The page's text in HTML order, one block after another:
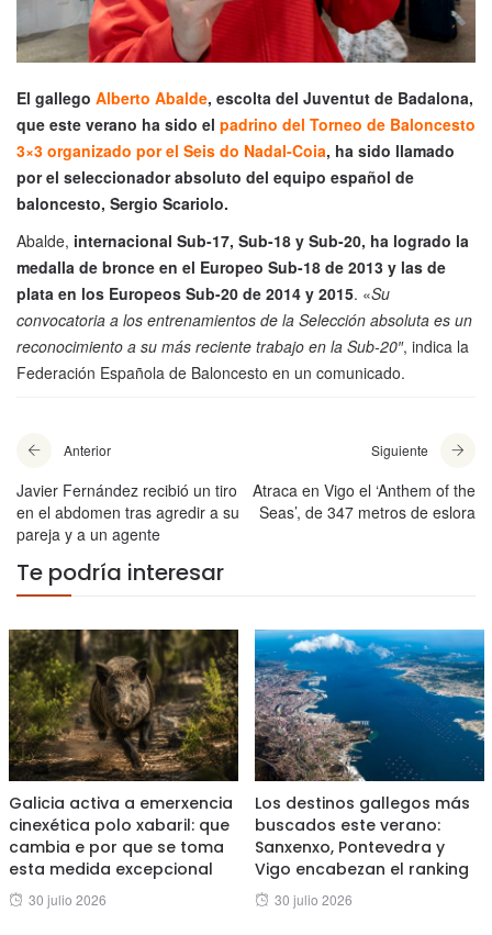
El gallego Alberto Abalde, escolta del Juventut de Badalona,
que este verano ha sido el padrino del Torneo de Baloncesto
3×3 organizado por el Seis do Nadal-Coia, ha sido llamado
por el seleccionador absoluto del equipo español de
baloncesto, Sergio Scariolo.
Abalde, internacional Sub-17, Sub-18 y Sub-20, ha logrado la
medalla de bronce en el Europeo Sub-18 de 2013 y las de
plata en los Europeos Sub-20 de 2014 y 2015. «Su
convocatoria a los entrenamientos de la Selección absoluta es un
reconocimiento a su más reciente trabajo en la Sub-20″, indica la
Federación Española de Baloncesto en un comunicado.
Anterior
Javier Fernández recibió un tiro
en el abdomen tras agredir a su
pareja y a un agente
Siguiente
Atraca en Vigo el ‘Anthem of the
Seas’, de 347 metros de eslora
Te podría interesar
Galicia activa a emerxencia
cinexética polo xabaril: que
cambia e por que se toma
esta medida excepcional
Posted
30 julio 2026
Los destinos gallegos más
buscados este verano:
Sanxenxo, Pontevedra y
Vigo encabezan el ranking
Posted
30 julio 2026